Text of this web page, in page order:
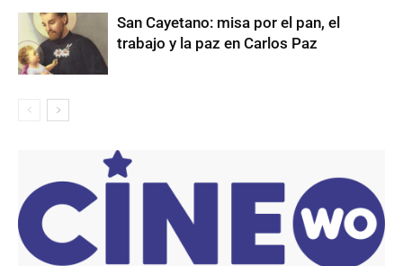
San Cayetano: misa por el pan, el
trabajo y la paz en Carlos Paz